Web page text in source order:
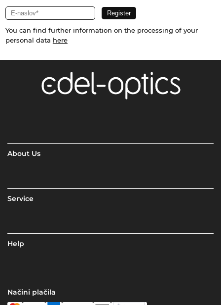
You can find further information on the processing of your
personal data here
About Us
Service
Help
Načini plačila